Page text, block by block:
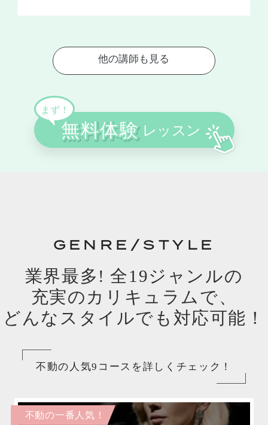
GENRE/STYLE
業界最多! 全19ジャンルの
充実のカリキュラムで、
どんなスタイルでも対応可能！
不動の人気9コースを詳しくチェック！
不動の一番人気！